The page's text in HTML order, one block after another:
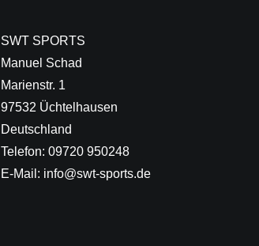
SWT SPORTS
Manuel Schad
Marienstr. 1
97532 Üchtelhausen
Deutschland
Telefon: 09720 950248
E-Mail: info@swt-sports.de